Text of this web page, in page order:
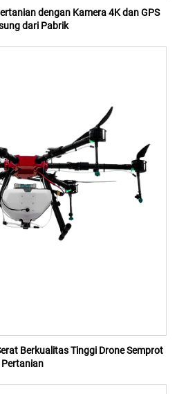
dengan Kamera 4K dan GPS
dari Pabrik
Berkualitas Tinggi Drone Semprot
Pertanian